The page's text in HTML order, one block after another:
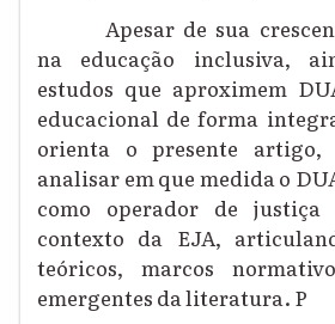
Apesar de sua
na educação inclusiva,
estudos que aproximem
educacional de forma
orienta o presente artigo,
analisar em que medida o
como operador de justiça
contexto da EJA,
teóricos, marcos
emergentes da literatura. P